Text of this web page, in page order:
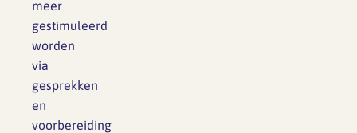
meer
gestimuleerd
worden
via
gesprekken
en
voorbereiding